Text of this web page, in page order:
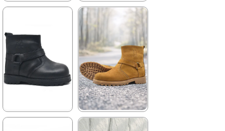
4.629,90 ₺
%42İndirim
Ücretsiz
Kargo
3.879,90 ₺
%42İndirim
Ücretsiz
Kargo
★ ★ ★ ★